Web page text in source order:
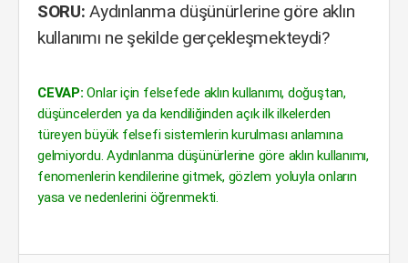
SORU: Aydınlanma düşünürlerine göre aklın
kullanımı ne şekilde gerçekleşmekteydi?
CEVAP: Onlar için felsefede aklın kullanımı, doğuştan,
düşüncelerden ya da kendiliğinden açık ilk ilkelerden
türeyen büyük felsefi sistemlerin kurulması anlamına
gelmiyordu. Aydınlanma düşünürlerine göre aklın kullanımı,
fenomenlerin kendilerine gitmek, gözlem yoluyla onların
yasa ve nedenlerini öğrenmekti.